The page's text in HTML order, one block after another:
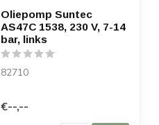
Oliepomp Suntec
AS47C 1538, 230 V, 7-14
bar, links
82710
€--,--